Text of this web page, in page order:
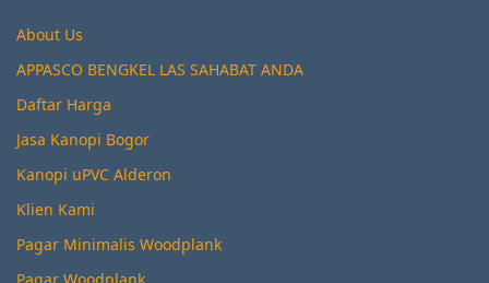
About Us
APPASCO BENGKEL LAS SAHABAT ANDA
Daftar Harga
Jasa Kanopi Bogor
Kanopi uPVC Alderon
Klien Kami
Pagar Minimalis Woodplank